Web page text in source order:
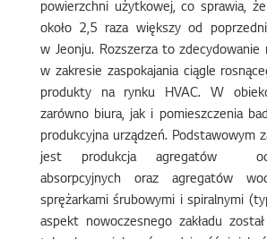
powierzchni użytkowej, co sprawia,
około 2,5 raza większy od
w Jeonju. Rozszerza to zdecydowanie
w zakresie zaspokajania ciągle
produkty na rynku HVAC. W
zarówno biura, jak i pomieszczenia
produkcyjna urządzeń. Podstawowym
jest produkcja agregatów
absorpcyjnych oraz agregatów
sprężarkami śrubowymi i spiralnymi
aspekt nowoczesnego zakładu